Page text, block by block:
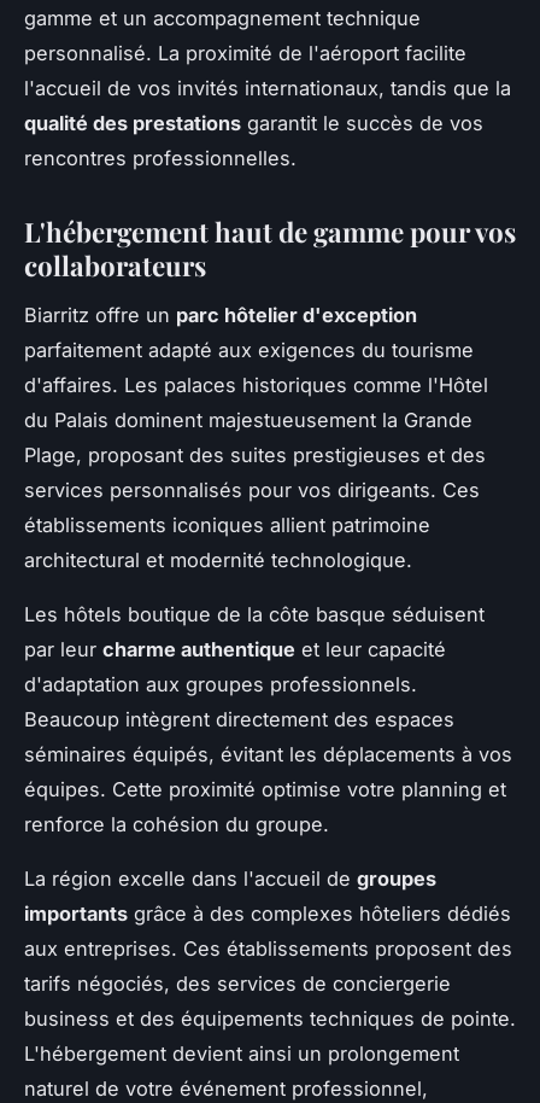
gamme et un accompagnement technique
personnalisé. La proximité de l'aéroport facilite
l'accueil de vos invités internationaux, tandis que la
qualité des prestations garantit le succès de vos
rencontres professionnelles.
L'hébergement haut de gamme pour vos
collaborateurs
Biarritz offre un parc hôtelier d'exception
parfaitement adapté aux exigences du tourisme
d'affaires. Les palaces historiques comme l'Hôtel
du Palais dominent majestueusement la Grande
Plage, proposant des suites prestigieuses et des
services personnalisés pour vos dirigeants. Ces
établissements iconiques allient patrimoine
architectural et modernité technologique.
Les hôtels boutique de la côte basque séduisent
par leur charme authentique et leur capacité
d'adaptation aux groupes professionnels.
Beaucoup intègrent directement des espaces
séminaires équipés, évitant les déplacements à vos
équipes. Cette proximité optimise votre planning et
renforce la cohésion du groupe.
La région excelle dans l'accueil de groupes
importants grâce à des complexes hôteliers dédiés
aux entreprises. Ces établissements proposent des
tarifs négociés, des services de conciergerie
business et des équipements techniques de pointe.
L'hébergement devient ainsi un prolongement
naturel de votre événement professionnel,